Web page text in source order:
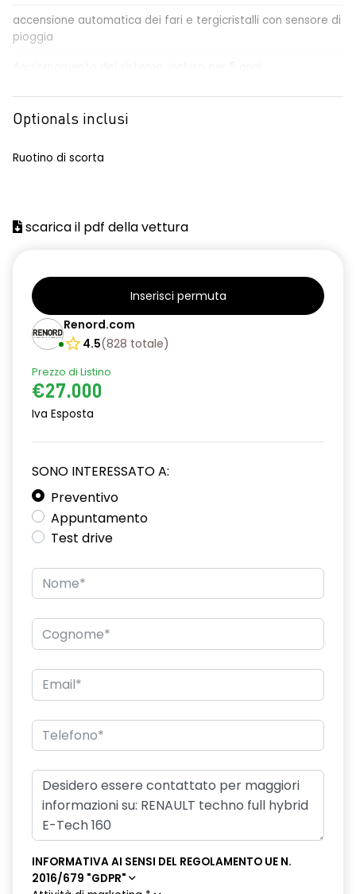
accensione automatica dei fari e tergicristalli con sensore di
pioggia
airbag centrale, airbag laterali e a tendina anteriori e
posteriori
assistenza alla partenza in salita
commutazione automatica abbaglianti/ anabbaglianti
consolle centrale con vano portaoggetti + bracciolo
distance warning avviso distanza di sicurezza
driver display 10''
eCall funzionalità soggetta a copertura di rete;
emergency lane keep assist assistenza d'emergenza al
mantenimento della corsia
fari full LED adaptative vision, con funzione fendinebbia
integrata
hands-free card per apertura/chiusura porte e avviamento
motore
HAR02
di velocità
Manutenzione Connessa, incluso per 8 anni
multi-sense a 4 modalità
Pack standard connectivity, tramite app my rnlt
portellone posteriore manuale
privacy glass
Optionals inclusi
Ruotino di scorta
scarica il pdf della vettura
Inserisci permuta
Renord.com
4.5(828 totale)
Prezzo di Listino
€27.000
Iva Esposta
SONO INTERESSATO A:
Preventivo
Appuntamento
Test drive
INFORMATIVA AI SENSI DEL REGOLAMENTO UE N.
2016/679 "GDPR"